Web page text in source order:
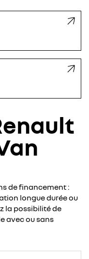
de financement :
longue durée ou
la possibilité de
avec ou sans